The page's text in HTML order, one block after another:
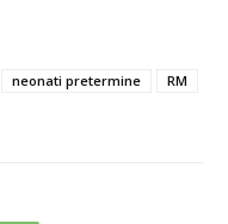
neonati pretermine
RM